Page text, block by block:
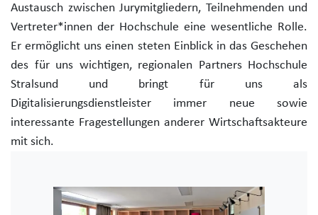
Austausch zwischen Jurymitgliedern, Teilnehmenden und
Vertreter*innen der Hochschule eine wesentliche Rolle.
Er ermöglicht uns einen steten Einblick in das Geschehen
des für uns wichtigen, regionalen Partners Hochschule
Stralsund und bringt für uns als
Digitalisierungsdienstleister immer neue sowie
interessante Fragestellungen anderer Wirtschaftsakteure
mit sich.